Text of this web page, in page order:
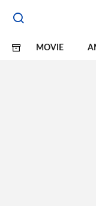
MOVIE